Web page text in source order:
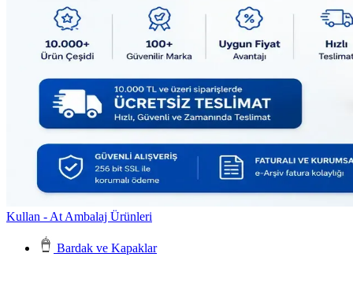
Kullan - At Ambalaj Ürünleri
Bardak ve Kapaklar